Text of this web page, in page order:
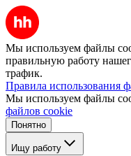
Мы используем файлы
правильную работу
трафик.
Правила использования
Мы используем файлы
файлов cookie
Понятно
Ищу работу